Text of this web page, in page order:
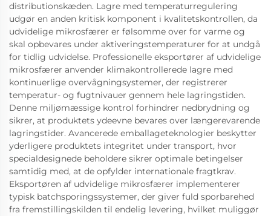
distributionskæden. Lagre med temperaturregulering
udgør en anden kritisk komponent i kvalitetskontrollen, da
udvidelige mikrosfærer er følsomme over for varme og
skal opbevares under aktiveringstemperaturer for at undgå
for tidlig udvidelse. Professionelle eksportører af udvidelige
mikrosfærer anvender klimakontrollerede lagre med
kontinuerlige overvågningsystemer, der registrerer
temperatur- og fugtnivauer gennem hele lagringstiden.
Denne miljømæssige kontrol forhindrer nedbrydning og
sikrer, at produktets ydeevne bevares over længerevarende
lagringstider. Avancerede emballageteknologier beskytter
yderligere produktets integritet under transport, hvor
specialdesignede beholdere sikrer optimale betingelser
samtidig med, at de opfylder internationale fragtkrav.
Eksportøren af udvidelige mikrosfærer implementerer
typisk batchsporingssystemer, der giver fuld sporbarehed
fra fremstillingskilden til endelig levering, hvilket muliggør